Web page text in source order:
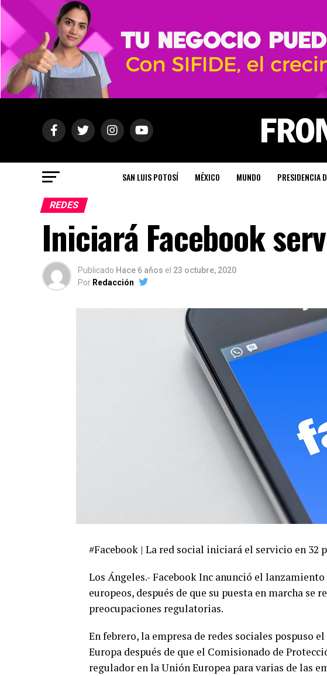
SAN LUIS POTOSÍ MÉXICO MUNDO PRESIDENCIA
REDES
Iniciará Facebook
Publicado Hace 6 años el 23 octubre, 2020
Por Redacción
#Facebook | La red social iniciará el servicio en 32
Los Ángeles.- Facebook Inc anunció el
europeos, después de que su puesta en marcha se
preocupaciones regulatorias.
En febrero, la empresa de redes sociales pospuso
Europa después de que el Comisionado de
regulador en la Unión Europea para varias de las